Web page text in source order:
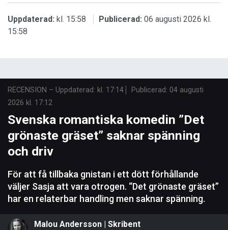
Uppdaterad: kl. 15:58 Publicerad: 06 augusti 2026 kl.
15:58
RECENSION – Uppdaterad: kl. 17:14 Publicerad: 04 augusti
2026 kl. 17:12
Svenska romantiska komedin ”Det
grönaste gräset” saknar spänning
och driv
För att få tillbaka gnistan i ett dött förhållande
väljer Sasja att vara otrogen. “Det grönaste gräset”
har en relaterbar handling men saknar spänning.
Malou Andersson | Skribent